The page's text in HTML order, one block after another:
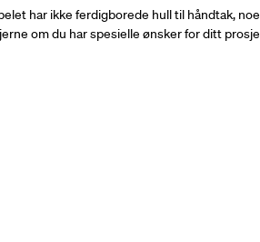
har ikke ferdigborede hull til håndtak,
om du har spesielle ønsker for ditt